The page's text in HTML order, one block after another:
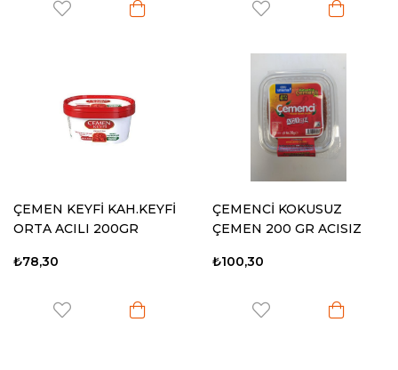
ÇEMEN KEYFİ KAH.KEYFİ
ORTA ACILI 200GR
₺78,30
ÇEMENCİ KOKUSUZ
ÇEMEN 200 GR ACISIZ
₺100,30